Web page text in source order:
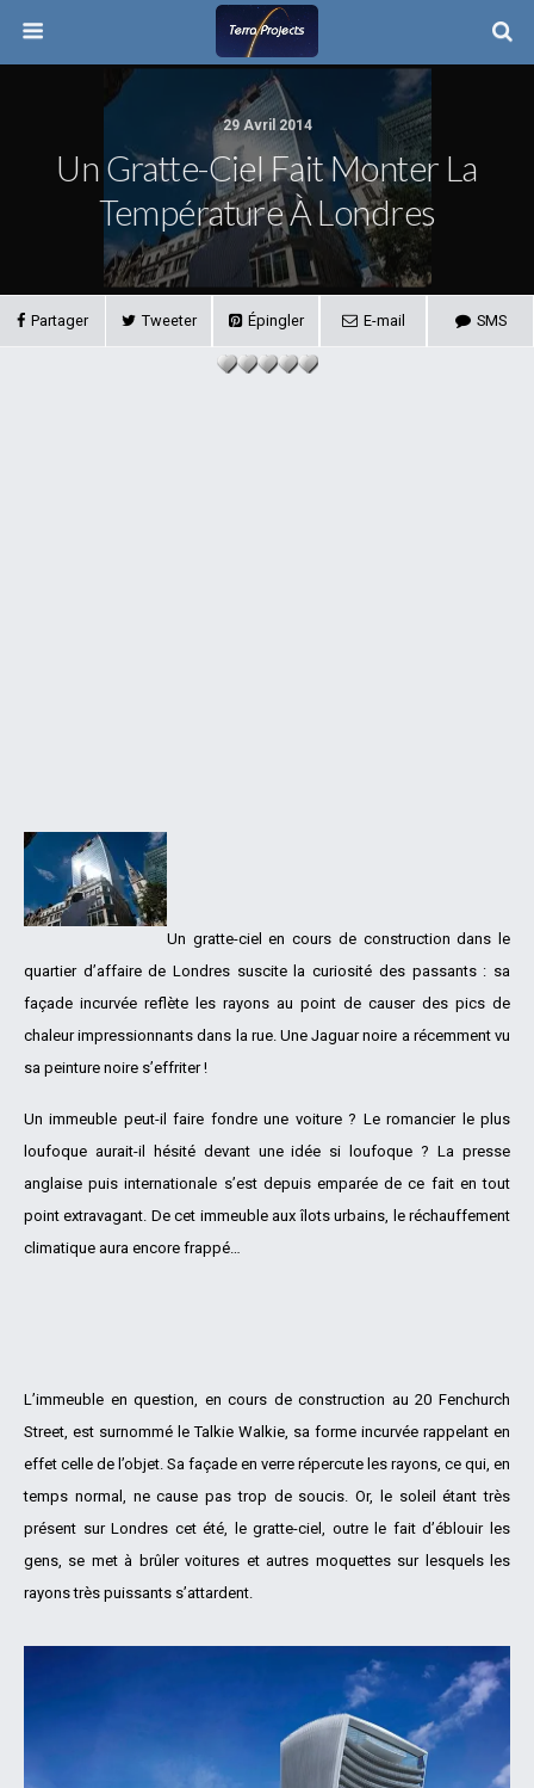
29 Avril 2014
Un Gratte-Ciel Fait Monter La
Température À Londres
Partager Tweeter Épingler E-mail SMS
Un gratte-ciel en cours de construction dans le
quartier d’affaire de Londres suscite la curiosité des passants : sa
façade incurvée reflète les rayons au point de causer des pics de
chaleur impressionnants dans la rue. Une Jaguar noire a récemment vu
sa peinture noire s’effriter !
Un immeuble peut-il faire fondre une voiture ? Le romancier le plus
loufoque aurait-il hésité devant une idée si loufoque ? La presse
anglaise puis internationale s’est depuis emparée de ce fait en tout
point extravagant. De cet immeuble aux îlots urbains, le réchauffement
climatique aura encore frappé…
L’immeuble en question, en cours de construction au 20 Fenchurch
Street, est surnommé le Talkie Walkie, sa forme incurvée rappelant en
effet celle de l’objet. Sa façade en verre répercute les rayons, ce qui, en
temps normal, ne cause pas trop de soucis. Or, le soleil étant très
présent sur Londres cet été, le gratte-ciel, outre le fait d’éblouir les
gens, se met à brûler voitures et autres moquettes sur lesquels les
rayons très puissants s’attardent.